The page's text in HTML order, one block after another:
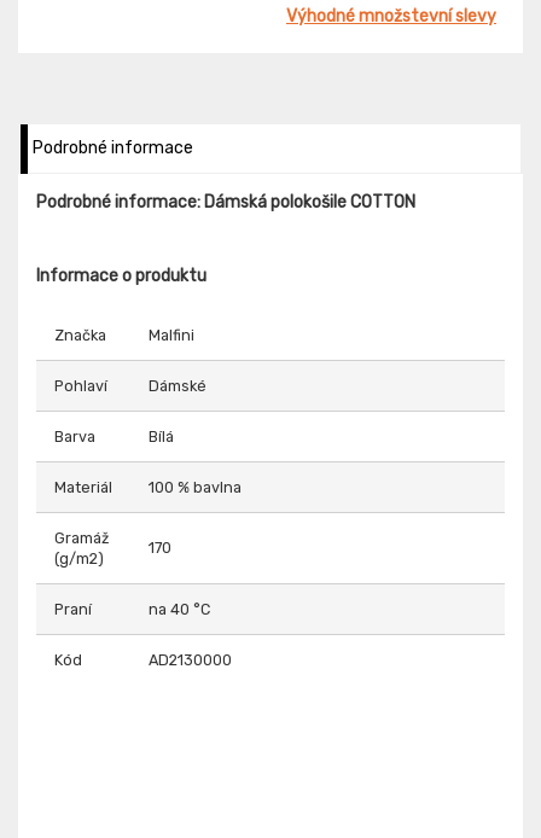
Výhodné množstevní slevy
Podrobné informace
Podrobné informace: Dámská polokošile COTTON
Informace o produktu
Značka Malfini
Pohlaví Dámské
Barva Bílá
Materiál 100 % bavlna
Gramáž
(g/m2)
170
Praní na 40 °C
Kód AD2130000